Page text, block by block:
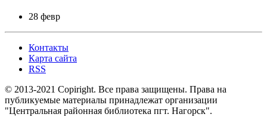
28 февр
Контакты
Карта сайта
RSS
© 2013-2021 Copiright. Все права защищены. Права на
публикуемые материалы принадлежат организации
"Центральная районная библиотека пгт. Нагорск".